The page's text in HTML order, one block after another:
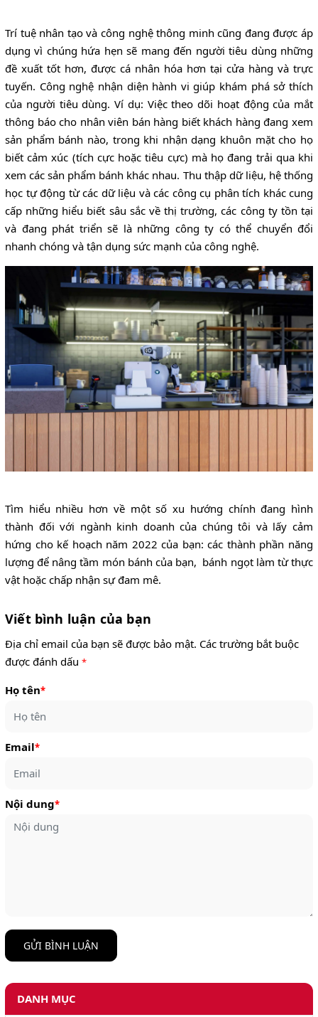
Trí tuệ nhân tạo và công nghệ thông minh cũng đang được áp
dụng vì chúng hứa hẹn sẽ mang đến người tiêu dùng những
đề xuất tốt hơn, được cá nhân hóa hơn tại cửa hàng và trực
tuyến. Công nghệ nhận diện hành vi giúp khám phá sở thích
của người tiêu dùng. Ví dụ: Việc theo dõi hoạt động của mắt
thông báo cho nhân viên bán hàng biết khách hàng đang xem
sản phẩm bánh nào, trong khi nhận dạng khuôn mặt cho họ
biết cảm xúc (tích cực hoặc tiêu cực) mà họ đang trải qua khi
xem các sản phẩm bánh khác nhau. Thu thập dữ liệu, hệ thống
học tự động từ các dữ liệu và các công cụ phân tích khác cung
cấp những hiểu biết sâu sắc về thị trường, các công ty tồn tại
và đang phát triển sẽ là những công ty có thể chuyển đổi
nhanh chóng và tận dụng sức mạnh của công nghệ.
Tìm hiểu nhiều hơn về một số xu hướng chính đang hình
thành đối với ngành kinh doanh của chúng tôi và lấy cảm
hứng cho kế hoạch năm 2022 của bạn: các thành phần năng
lượng để nâng tầm món bánh của bạn, bánh ngọt làm từ thực
vật hoặc chấp nhận sự đam mê.
Viết bình luận của bạn
Địa chỉ email của bạn sẽ được bảo mật. Các trường bắt buộc
được đánh dấu *
Họ tên*
Email*
Nội dung*
GỬI BÌNH LUẬN
DANH MỤC